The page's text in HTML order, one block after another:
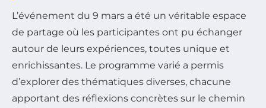
L’événement du 9 mars a été un véritable espace
de partage où les participantes ont pu échanger
autour de leurs expériences, toutes unique et
enrichissantes. Le programme varié a permis
d’explorer des thématiques diverses, chacune
apportant des réflexions concrètes sur le chemin